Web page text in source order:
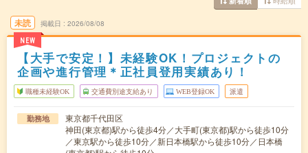
未読
NEW
掲載日 2026/08/08
【大手で安定！】未経験OK！プロジェクトの
企画や進行管理＊正社員登用実績あり！
職種未経験OK 交通費別途支給あり WEB登録OK 派遣
勤務地
東京都千代田区
神田(東京都)駅から徒歩4分／大手町(東京都)駅から徒歩10分
／東京駅から徒歩10分／新日本橋駅から徒歩10分／日本橋